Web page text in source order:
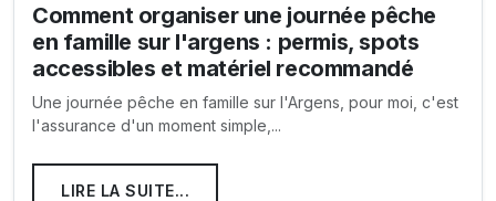
Comment organiser une journée pêche
en famille sur l'argens : permis, spots
accessibles et matériel recommandé
Une journée pêche en famille sur l'Argens, pour moi, c'est
l'assurance d'un moment simple,...
LIRE LA SUITE...